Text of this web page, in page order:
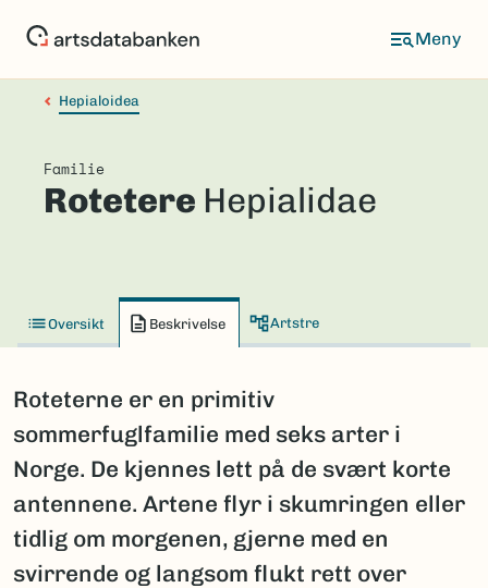
Hepialoidea
Familie
Rotetere Hepialidae
Oversikt Beskrivelse Artstre
Roteterne er en primitiv
sommerfuglfamilie med seks arter i
Norge. De kjennes lett på de svært korte
antennene. Artene flyr i skumringen eller
tidlig om morgenen, gjerne med en
svirrende og langsom flukt rett over